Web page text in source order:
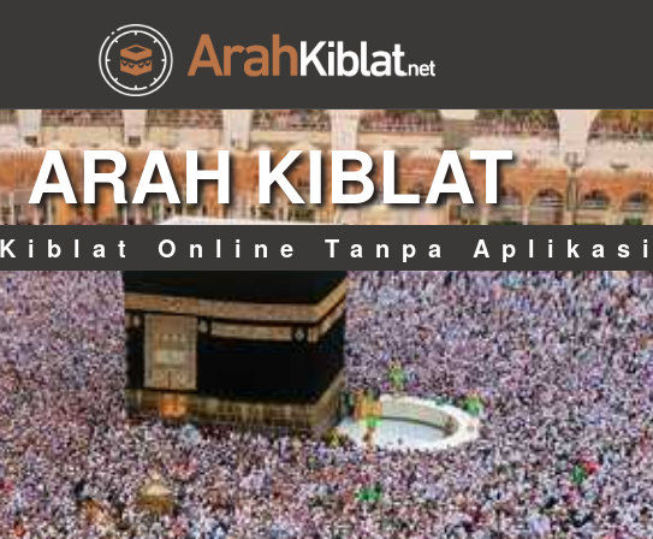
ARAH KIBLAT
Online Tanpa Aplikasi